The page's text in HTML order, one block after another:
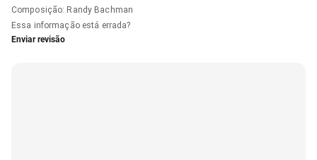
Composição: Randy Bachman
Essa informação está errada?
Enviar revisão